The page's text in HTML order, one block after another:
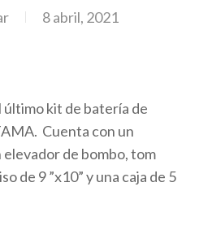
8 abril, 2021
último kit de batería de
Cuenta con un
elevador de bombo, tom
de 9 ”x10” y una caja de 5